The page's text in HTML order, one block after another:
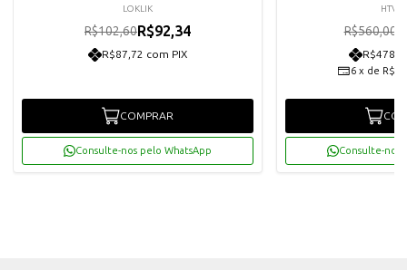
LOKLIK
R$102,60R$92,34
R$87,72 com PIX
COMPRAR
Consulte-nos pelo WhatsApp
R$560,00
6 x de
Consulte-nos